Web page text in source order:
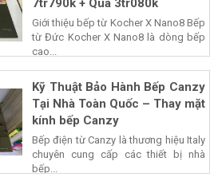
7tr790k + Quà 3tr080k
Giới thiệu bếp từ Kocher X Nano8 Bếp
từ Đức Kocher X Nano8 là dòng bếp
cao...
Kỹ Thuật Bảo Hành Bếp Canzy
Tại Nhà Toàn Quốc – Thay mặt
kính bếp Canzy
Bếp điện từ Canzy là thương hiệu Italy
chuyên cung cấp các thiết bị nhà
bếp...